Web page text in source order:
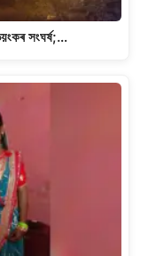
সংঘৰ্ষ;…